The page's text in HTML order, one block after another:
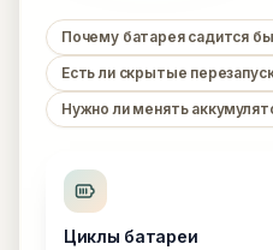
Почему батарея садится
Есть ли скрытые
Нужно ли менять
Циклы батареи